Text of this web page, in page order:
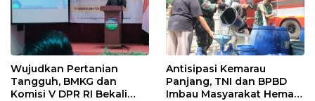
Wujudkan Pertanian
Tangguh, BMKG dan
Komisi V DPR RI Bekali
Antisipasi Kemarau
Panjang, TNI dan BPBD
Imbau Masyarakat Hemat